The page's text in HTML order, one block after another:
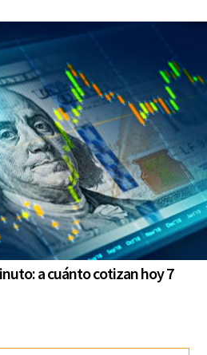
a cuánto cotizan hoy 7